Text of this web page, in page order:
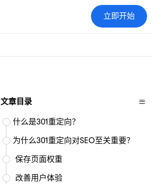
立即开始
文章目录 ≡
什么是301重定向？
为什么301重定向对SEO至关重要？
保存页面权重
改善用户体验